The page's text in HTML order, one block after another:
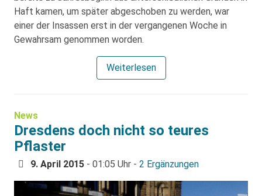
Haft kamen, um später abgeschoben zu werden, war
einer der Insassen erst in der vergangenen Woche in
Gewahrsam genommen worden.
Weiterlesen
News
Dresdens doch nicht so teures
Pflaster
9. April 2015 - 01:05 Uhr - 2 Ergänzungen